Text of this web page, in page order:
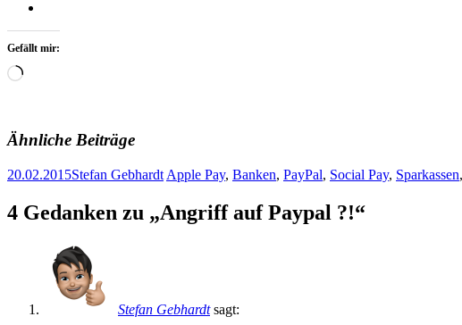
Gefällt mir:
Wird
Ähnliche Beiträge
20.02.2015Stefan Gebhardt Apple Pay, Banken, PayPal, Social Pay, Sparkassen,
Navigation
4 Gedanken zu „Angriff auf Paypal ?!“
Stefan Gebhardt sagt: